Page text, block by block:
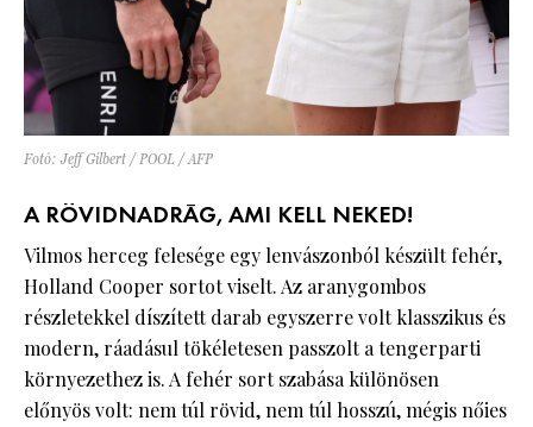
Fotó: Jeff Gilbert / POOL / AFP
A RÖVIDNADRÁG, AMI KELL NEKED!
Vilmos herceg felesége egy lenvászonból készült fehér,
Holland Cooper sortot viselt. Az aranygombos
részletekkel díszített darab egyszerre volt klasszikus és
modern, ráadásul tökéletesen passzolt a tengerparti
környezethez is. A fehér sort szabása különösen
előnyös volt: nem túl rövid, nem túl hosszú, mégis nőies